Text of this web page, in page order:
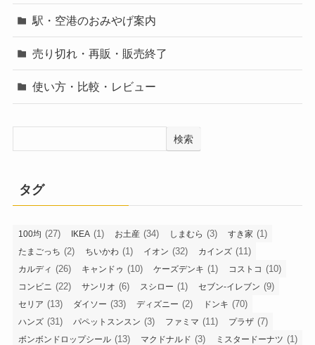
駅・空港のおみやげ案内
売り切れ・再販・販売終了
使い方・比較・レビュー
検索
タグ
100均 (27) IKEA (1) お土産 (34) しまむら (3) すき家 (1)
たまごっち (2) ちいかわ (1) イオン (32) カインズ (11)
カルディ (26) キャンドゥ (10) ケーズデンキ (1) コストコ (10)
コンビニ (22) サンリオ (6) スシロー (1) セブン-イレブン (9)
セリア (13) ダイソー (33) ディズニー (2) ドンキ (70)
ハンズ (31) パペットスンスン (3) ファミマ (11) プラザ (7)
ボンボンドロップシール (13) マクドナルド (3) ミスタードーナツ (1)